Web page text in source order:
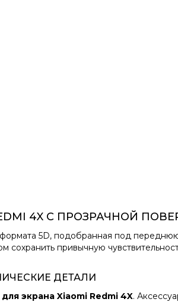
4X С ПРОЗРАЧНОЙ
5D, подобранная под
сохранить привычную
ДЕТАЛИ
экрана Xiaomi Redmi 4X.